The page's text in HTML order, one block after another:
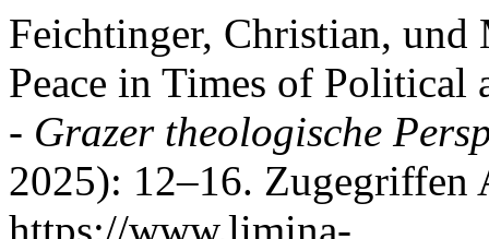
Feichtinger, Christian,
Peace in Times of
- Grazer theologische
2025): 12–16. Zugegriffen